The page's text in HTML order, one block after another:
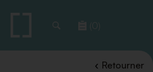
(0)
Retourner